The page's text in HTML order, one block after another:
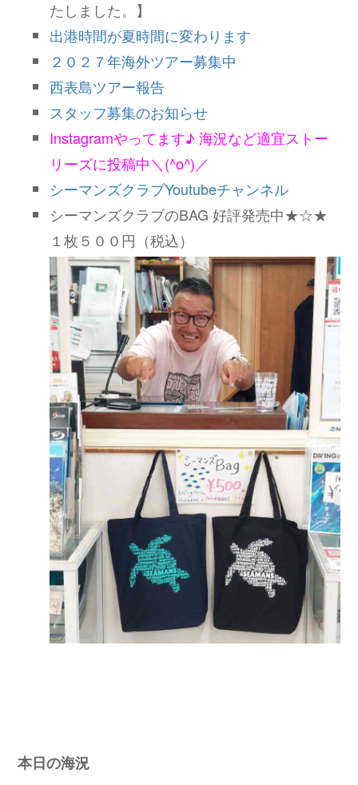
たしました。】
出港時間が夏時間に変わります
２０２７年海外ツアー募集中
西表島ツアー報告
スタッフ募集のお知らせ
Instagramやってます♪ 海況など適宜ストー
リーズに投稿中＼(^o^)／
シーマンズクラブYoutubeチャンネル
シーマンズクラブのBAG 好評発売中★☆★
１枚５００円（税込）
本日の海況